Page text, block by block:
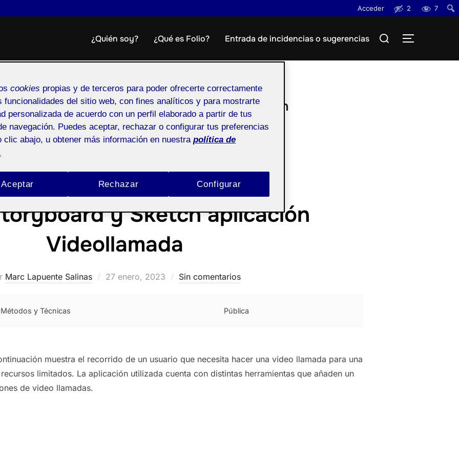
Acceder 2
7
¿Quién soy? ¿Qué es Folio? Entrada de incidencias o sugerencias
Buscar:
5. Diseño de interacción: Videocomunicación
y Sketch aplicación
Videollamada
Marc Lapuente Salinas
Publicado
27 enero, 2023 Sin comentarios
y Técnicas Pública
muestra el recorrido de un usuario que necesita hacer una video llamada para una
limitados. La aplicación utilizada cuenta con distintas herramientas que añaden un
de video llamadas.
cookies propias y de terceros para poder ofrecerte correctamente
funcionalidades del sitio web, con fines analíticos y para mostrarte
personalizada de acuerdo con un perfil elaborado a partir de tus
navegación. Puedes aceptar, rechazar o configurar tus preferencias
clic abajo, u obtener más información en nuestra política de
Rechazar
Aceptar Configurar